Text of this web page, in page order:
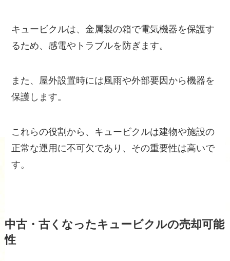
キュービクルは、金属製の箱で電気機器を保護す
るため、感電やトラブルを防ぎます。
また、屋外設置時には風雨や外部要因から機器を
保護します。
これらの役割から、キュービクルは建物や施設の
正常な運用に不可欠であり、その重要性は高いで
す。
中古・古くなったキュービクルの売却可能
性